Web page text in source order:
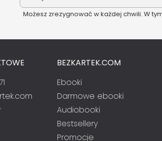
Możesz zrezygnować w każdej chwili. W
BEZKARTEK.COM
Ebooki
Darmowe ebooki
Audiobooki
Bestsellery
Promocje